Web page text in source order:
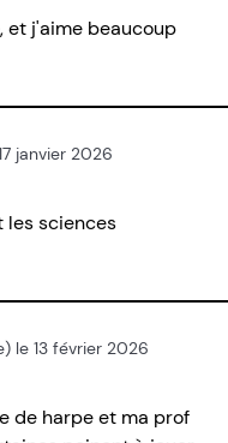
et j'aime beaucoup
janvier 2026
les sciences
le 13 février 2026
de harpe et ma prof